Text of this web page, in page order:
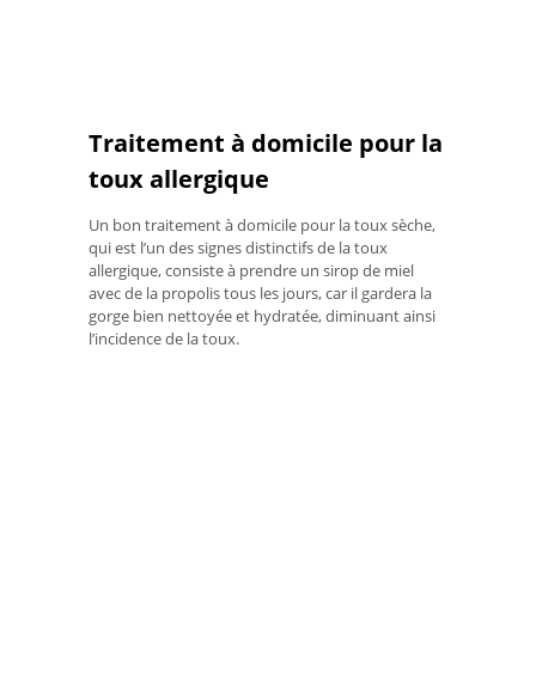
Traitement à domicile pour la
toux allergique
Un bon traitement à domicile pour la toux sèche,
qui est l’un des signes distinctifs de la toux
allergique, consiste à prendre un sirop de miel
avec de la propolis tous les jours, car il gardera la
gorge bien nettoyée et hydratée, diminuant ainsi
l’incidence de la toux.